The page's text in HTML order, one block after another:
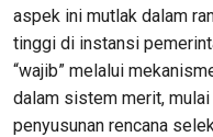
aspek ini mutlak dalam
tinggi di instansi
“wajib” melalui
dalam sistem merit,
penyusunan rencana